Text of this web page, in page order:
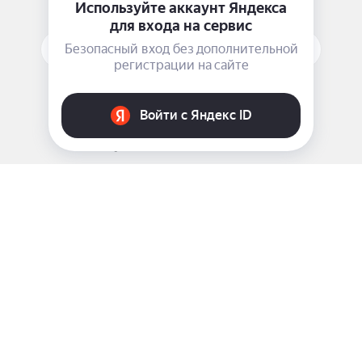
ПОДПИСАТЬСЯ НА РАССЫЛКУ
ЗАДАТЬ ВОПРОС